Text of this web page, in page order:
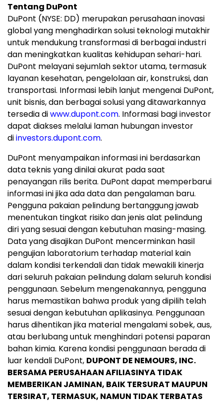
Tentang DuPont
DuPont (NYSE: DD) merupakan perusahaan inovasi
global yang menghadirkan solusi teknologi mutakhir
untuk mendukung transformasi di berbagai industri
dan meningkatkan kualitas kehidupan sehari-hari.
DuPont melayani sejumlah sektor utama, termasuk
layanan kesehatan, pengelolaan air, konstruksi, dan
transportasi. Informasi lebih lanjut mengenai DuPont,
unit bisnis, dan berbagai solusi yang ditawarkannya
tersedia diwww.dupont.com. Informasi bagi investor
dapat diakses melalui laman hubungan investor
diinvestors.dupont.com.
DuPont menyampaikan informasi ini berdasarkan
data teknis yang dinilai akurat pada saat
penayangan rilis berita. DuPont dapat memperbarui
informasi ini jika ada data dan pengalaman baru.
Pengguna pakaian pelindung bertanggung jawab
menentukan tingkat risiko dan jenis alat pelindung
diri yang sesuai dengan kebutuhan masing-masing.
Data yang disajikan DuPont mencerminkan hasil
pengujian laboratorium terhadap material kain
dalam kondisi terkendali dan tidak mewakili kinerja
dari seluruh pakaian pelindung dalam seluruh kondisi
penggunaan. Sebelum mengenakannya, pengguna
harus memastikan bahwa produk yang dipilih telah
sesuai dengan kebutuhan aplikasinya. Penggunaan
harus dihentikan jika material mengalami sobek, aus,
atau berlubang untuk menghindari potensi paparan
bahan kimia. Karena kondisi penggunaan berada di
luar kendali DuPont, DUPONT DE NEMOURS, INC.
BERSAMA PERUSAHAAN AFILIASINYA TIDAK
MEMBERIKAN JAMINAN, BAIK TERSURAT MAUPUN
TERSIRAT, TERMASUK, NAMUN TIDAK TERBATAS